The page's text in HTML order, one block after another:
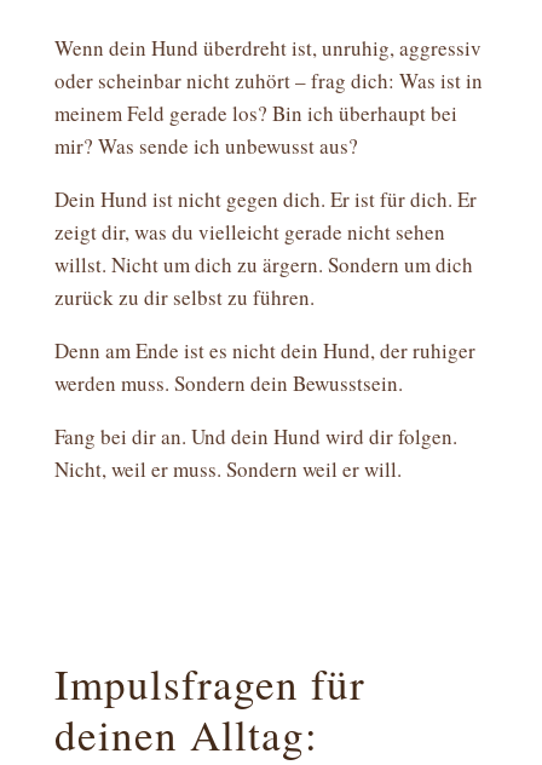
Wenn dein Hund überdreht ist, unruhig, aggressiv
oder scheinbar nicht zuhört – frag dich: Was ist in
meinem Feld gerade los? Bin ich überhaupt bei
mir? Was sende ich unbewusst aus?
Dein Hund ist nicht gegen dich. Er ist für dich. Er
zeigt dir, was du vielleicht gerade nicht sehen
willst. Nicht um dich zu ärgern. Sondern um dich
zurück zu dir selbst zu führen.
Denn am Ende ist es nicht dein Hund, der ruhiger
werden muss. Sondern dein Bewusstsein.
Fang bei dir an. Und dein Hund wird dir folgen.
Nicht, weil er muss. Sondern weil er will.
Impulsfragen für
deinen Alltag: